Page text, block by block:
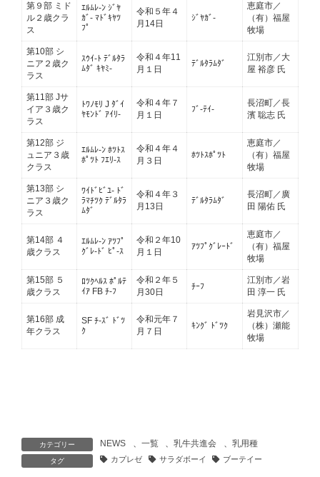
第９部 ミド
ル２歳クラ
ス
ｴﾙﾑﾚ-ﾝ ｼﾞﾔ
ｶﾞ- ﾏﾄﾞｷﾔﾂ
ﾌﾟ
令和５年４
月14日
ｼﾞﾔｶﾞ-
恵庭市／
（有）福屋
牧場
第10部 シ
ニア２歳ク
ラス
ｽｳｲ-ﾄ ﾃﾞﾙﾀﾗ
ﾑﾀﾞ ｷﾔﾐ-
令和４年11
月１日
ﾃﾞﾙﾀﾗﾑﾀﾞ
江別市／大
屋 裕彦 氏
第11部 Jサ
イア３歳ク
ラス
ﾄﾜﾉﾓﾘ J ﾀﾞｲ
ﾔﾓﾝﾄﾞ ｱｲﾘ-
令和４年７
月１日
ﾌﾞ-ﾃｲ-
長沼町／長
濱 聡志 氏
第12部 ジ
ュニア３歳
クラス
ｴﾙﾑﾚ-ﾝ ﾎﾂﾄｽ
ﾎﾟﾂﾄ ﾌｴﾘ-ｽ
令和４年４
月３日
ﾎﾂﾄｽﾎﾟﾂﾄ
恵庭市／
（有）福屋
牧場
第13部 シ
ニア３歳ク
ラス
ﾜｲﾄﾞﾋﾞﾕ- ﾄﾞ
ﾗﾏﾁﾂｸ ﾃﾞﾙﾀﾗ
ﾑﾀﾞ
令和４年３
月13日
ﾃﾞﾙﾀﾗﾑﾀﾞ
長沼町／廣
田 陽佑 氏
第14部 ４
歳クラス
ｴﾙﾑﾚ-ﾝ ｱﾂﾌﾟ
ｸﾞﾚ-ﾄﾞ ﾋﾟ-ｽ
令和２年10
月１日
ｱﾂﾌﾟｸﾞﾚｰﾄﾞ
恵庭市／
（有）福屋
牧場
第15部 ５
歳クラス
ﾛﾂｸﾍﾙｽ ﾎﾟﾙﾃ
ｲｱ FB ﾁ-ﾌ
令和２年５
月30日
ﾁｰﾌ
江別市／岩
田 淳一 氏
第16部 成
年クラス
SF ﾁ-ｽﾞ ﾄﾞﾂ
ｸ
令和元年７
月７日
ｷﾝｸﾞ ﾄﾞﾂｸ
岩見沢市／
（株）瀬能
牧場
カテゴリー NEWS 、 一覧 、乳牛共進会 、 乳用種
タグ カプレゼ サラダボーイ ブーテイー